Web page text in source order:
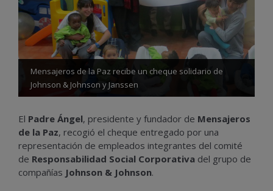
Mensajeros de la Paz recibe un cheque solidario de
Johnson & Johnson y Janssen
El Padre Ángel, presidente y fundador de Mensajeros
de la Paz, recogió el cheque entregado por una
representación de empleados integrantes del comité
de Responsabilidad Social Corporativa del grupo de
compañías Johnson & Johnson.